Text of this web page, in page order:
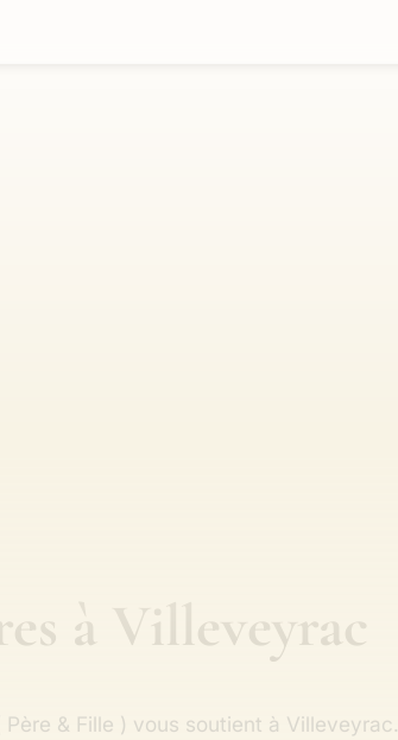
à Villeveyrac
& Fille ) vous soutient à Villeveyrac.